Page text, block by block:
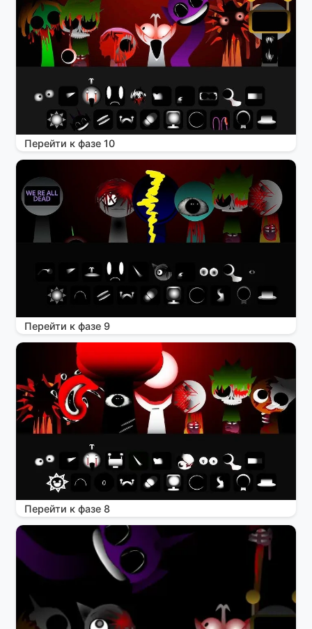
Перейти к фазе 10
Перейти к фазе 9
Перейти к фазе 8